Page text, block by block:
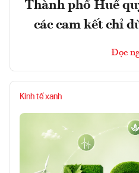
Thành phố Huế
các cam kết chỉ
Đọc
Kinh tế xanh